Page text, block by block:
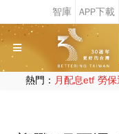
熱門： 月配息etf 勞保